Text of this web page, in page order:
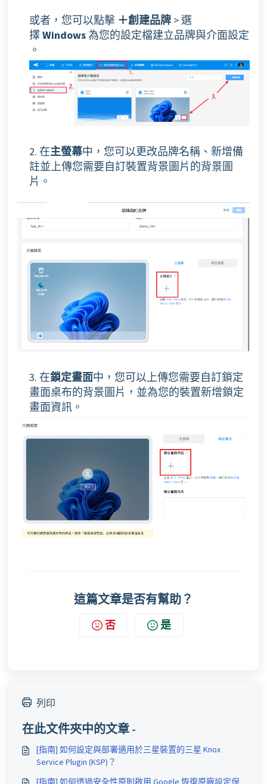
或者，您可以點擊 ＋創建品牌 > 選
擇Windows為您的設定檔建立品牌與介面設定
。
2. 在主螢幕中，您可以更改品牌名稱、新增備
註並上傳您需要自訂裝置背景圖片的背景圖
片。
3. 在鎖定畫面中，您可以上傳您需要自訂鎖定
畫面桌布的背景圖片，並為您的裝置新增鎖定
畫面資訊。
這篇文章是否有幫助？
否 是
列印
在此文件夾中的文章 -
[指南] 如何設定與部署適用於三星裝置的三星 Knox
Service Plugin (KSP)？
[指南] 如何透過安全性原則啟用 Google 恢復原廠設定保